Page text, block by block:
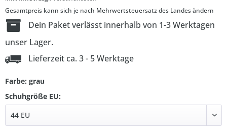
Gesamtpreis kann sich je nach Mehrwertsteuersatz des Landes ändern
Dein Paket verlässt innerhalb von 1-3 Werktagen
unser Lager.
Lieferzeit ca. 3 - 5 Werktage
Farbe: grau
Schuhgröße EU: